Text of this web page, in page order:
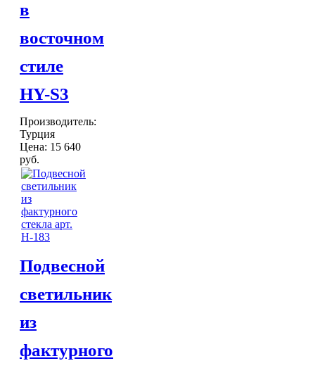
Шерстяные
Сахарницы, конфетницы,
Пиалы, чаши, салатники
ДОСТАВКА и ОПЛАТА
КОНТАКТЫ
в
восточном
стиле
HY-S3
Производитель:
Турция
Цена: 15 640
руб.
Подвесной
светильник
из
фактурного